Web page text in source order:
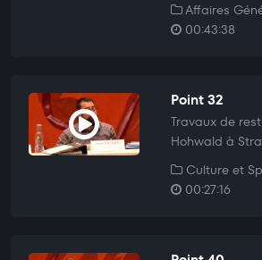
Affaires
00:43:38
Point 32
Travaux de
Hohwald à
Culture et
00:27:16